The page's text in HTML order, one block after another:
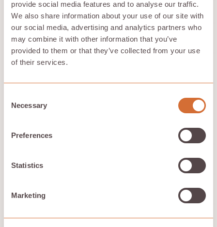
provide social media features and to analyse our traffic.
We also share information about your use of our site with
our social media, advertising and analytics partners who
may combine it with other information that you’ve
provided to them or that they’ve collected from your use
of their services.
Selection
Necessary
Preferences
Statistics
Marketing
Au-delà de la confidentialité, un autre aspect du
traitement des données basé sur le cloud est souvent
technologiques utilisent d'énormes centres de données
pour stocker et traiter les informations, qui
empreinte
carbone du stockage des données
est énorme et, à
augmente. Les préoccupations environnementales liées
pressantes.